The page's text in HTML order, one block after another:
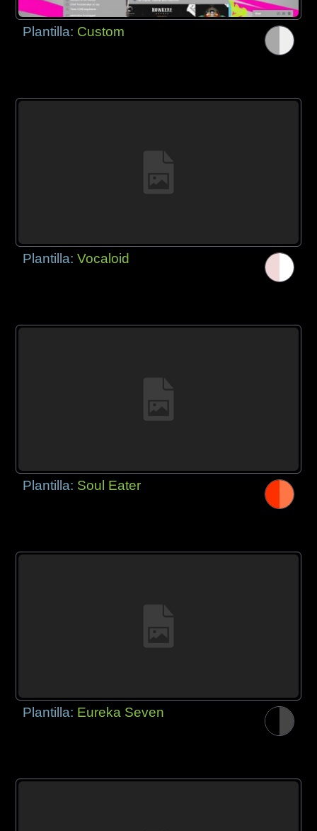
Plantilla: Custom
Plantilla:Vocaloid
Plantilla: Soul Eater
Plantilla: Eureka Seven